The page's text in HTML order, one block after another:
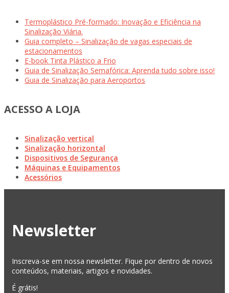
Termoplástico Pré-formado: Inovação e Eficiência na
Sinalização Viária.
Guia completo – Sinalização de vagas especiais de
estacionamentos
E-book Tinta Plástico a Frio
Guia de Sinalização Semafórica: Aprenda tudo sobre isso!
Guia de Sinalização para Aeroportos
ACESSO A LOJA
Sinalização vertical
Sinalização horizontal
Dispositivos de Segurança
Máquinas e Equipamentos
Acessórios
Newsletter
Inscreva-se em nossa newsletter. Fique por dentro de novos
conteúdos, materiais, artigos e novidades.
É grátis!